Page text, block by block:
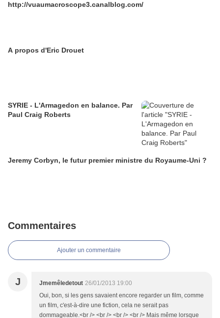
http://vuaumacroscope3.canalblog.com/
A propos d'Eric Drouet
SYRIE - L'Armagedon en balance. Par
Paul Craig Roberts
Jeremy Corbyn, le futur premier ministre du Royaume-Uni ?
Commentaires
Ajouter un commentaire
J Jmemêledetout 26/01/2013 19:00
Oui, bon, si les gens savaient encore regarder un film, comme
un film, c'est-à-dire une fiction, cela ne serait pas
dommageable.<br /> <br /> <br /> <br /> Mais même lorsque